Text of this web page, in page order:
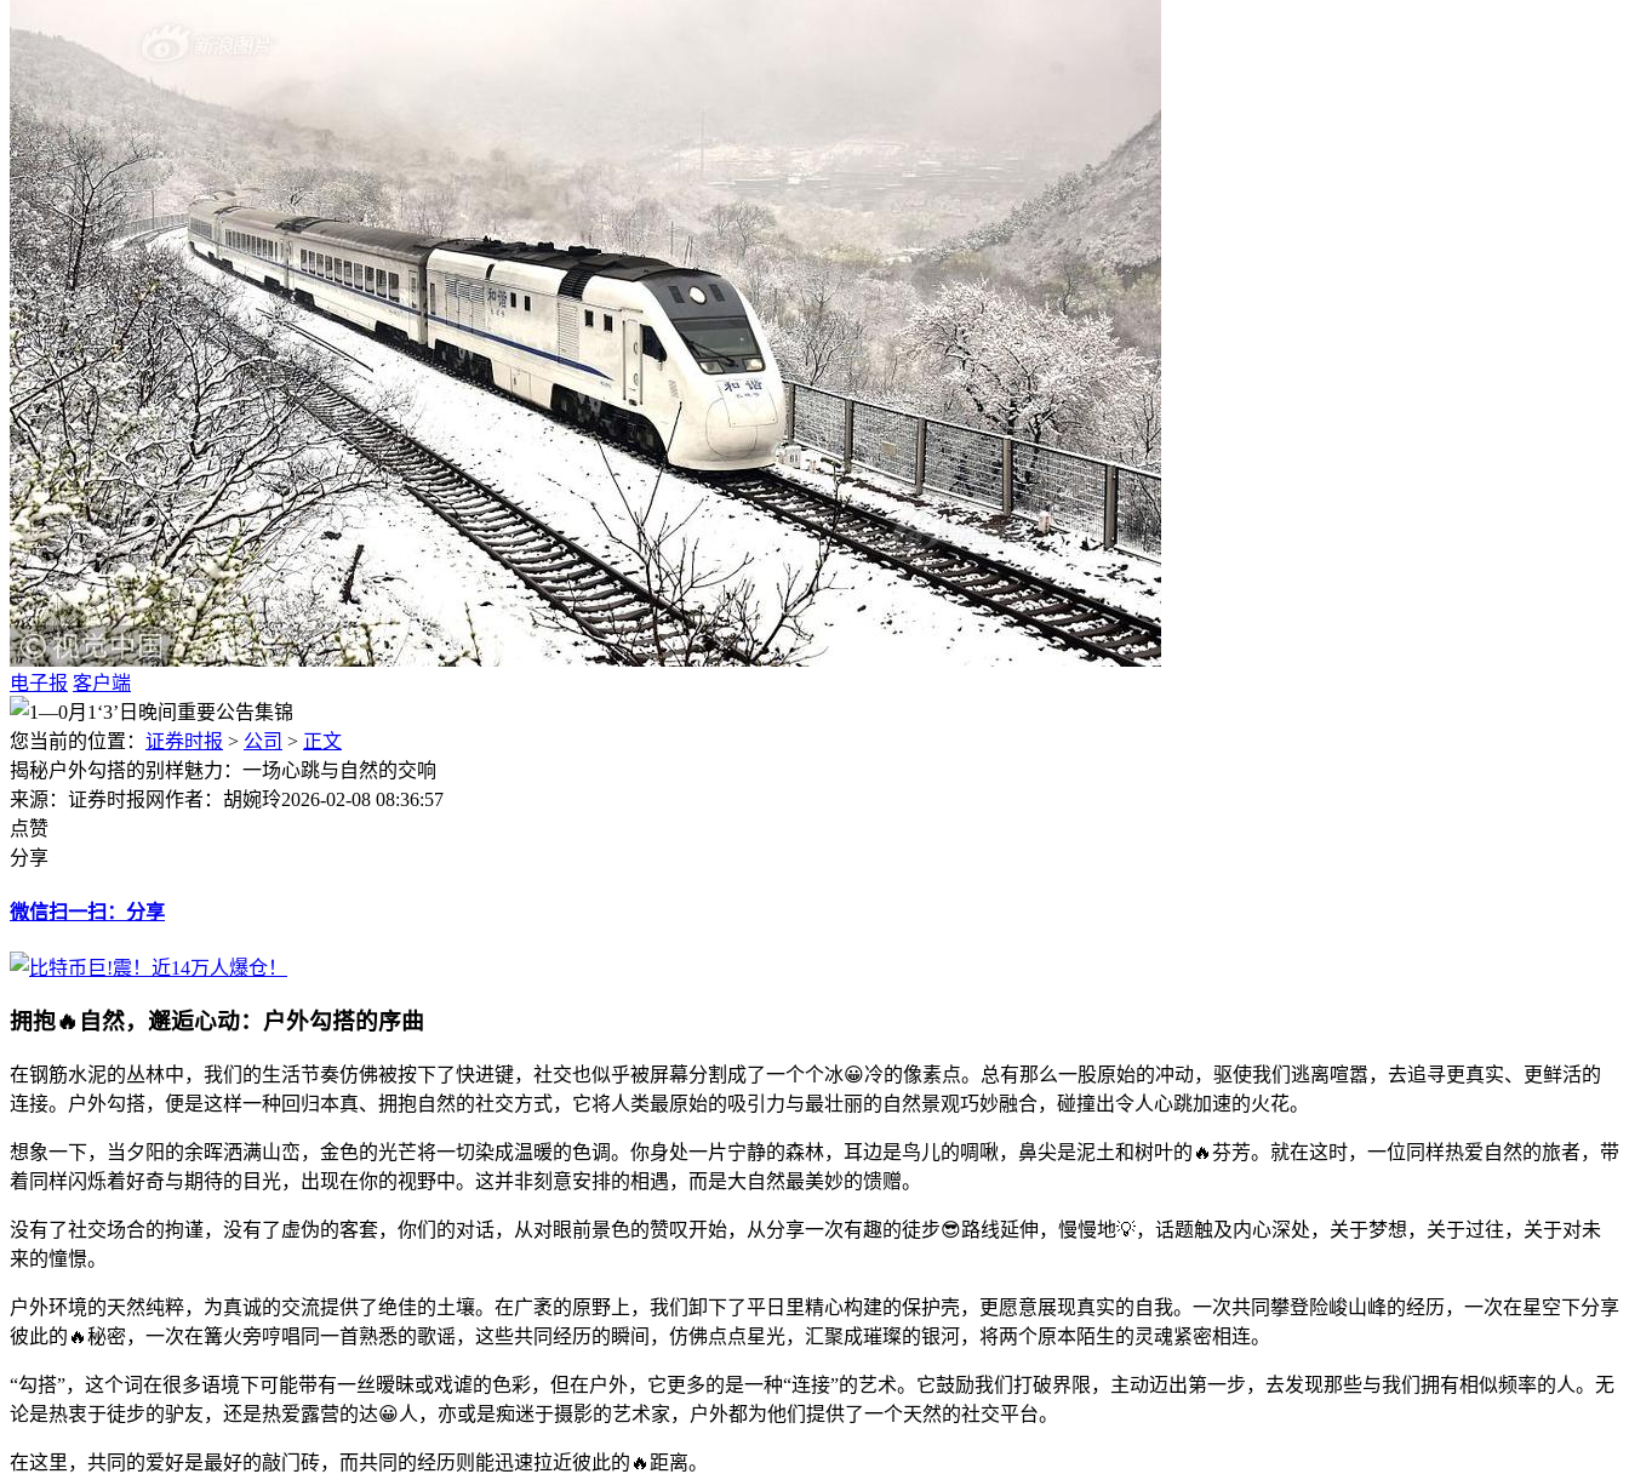
电子报 客户端
您当前的位置： 证券时报 > 公司 > 正文
揭秘户外勾搭的别样魅力：一场心跳与自然的交响
来源：证券时报网作者：胡婉玲2026-02-08 08:36:57
点赞
分享
微信扫一扫：分享
拥抱🔥自然，邂逅心动：户外勾搭的序曲
在钢筋水泥的丛林中，我们的生活节奏仿佛被按下了快进键，社交也似乎被屏幕分割成了一个个冰😀冷的像素点。总有那么一股原始的冲动，驱使我们逃离喧嚣，去追寻更真实、更鲜活的
连接。户外勾搭，便是这样一种回归本真、拥抱自然的社交方式，它将人类最原始的吸引力与最壮丽的自然景观巧妙融合，碰撞出令人心跳加速的火花。
想象一下，当夕阳的余晖洒满山峦，金色的光芒将一切染成温暖的色调。你身处一片宁静的森林，耳边是鸟儿的啁啾，鼻尖是泥土和树叶的🔥芬芳。就在这时，一位同样热爱自然的旅者，带
着同样闪烁着好奇与期待的目光，出现在你的视野中。这并非刻意安排的相遇，而是大自然最美妙的馈赠。
没有了社交场合的拘谨，没有了虚伪的客套，你们的对话，从对眼前景色的赞叹开始，从分享一次有趣的徒步😎路线延伸，慢慢地💡，话题触及内心深处，关于梦想，关于过往，关于对未
来的憧憬。
户外环境的天然纯粹，为真诚的交流提供了绝佳的土壤。在广袤的原野上，我们卸下了平日里精心构建的保护壳，更愿意展现真实的自我。一次共同攀登险峻山峰的经历，一次在星空下分享
彼此的🔥秘密，一次在篝火旁哼唱同一首熟悉的歌谣，这些共同经历的瞬间，仿佛点点星光，汇聚成璀璨的银河，将两个原本陌生的灵魂紧密相连。
“勾搭”，这个词在很多语境下可能带有一丝暧昧或戏谑的色彩，但在户外，它更多的是一种“连接”的艺术。它鼓励我们打破界限，主动迈出第一步，去发现那些与我们拥有相似频率的人。无
论是热衷于徒步的驴友，还是热爱露营的达😀人，亦或是痴迷于摄影的艺术家，户外都为他们提供了一个天然的社交平台。
在这里，共同的爱好是最好的敲门砖，而共同的经历则能迅速拉近彼此的🔥距离。